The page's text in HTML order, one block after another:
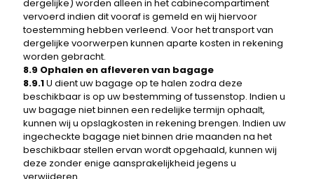
dergelijke) worden alleen in het cabinecompartiment
vervoerd indien dit vooraf is gemeld en wij hiervoor
toestemming hebben verleend. Voor het transport van
dergelijke voorwerpen kunnen aparte kosten in rekening
worden gebracht.
8.9 Ophalen en afleveren van bagage
8.9.1U dient uw bagage op te halen zodra deze
beschikbaar is op uw bestemming of tussenstop. Indien u
uw bagage niet binnen een redelijke termijn ophaalt,
kunnen wij u opslagkosten in rekening brengen. Indien uw
ingecheckte bagage niet binnen drie maanden na het
beschikbaar stellen ervan wordt opgehaald, kunnen wij
deze zonder enige aansprakelijkheid jegens u